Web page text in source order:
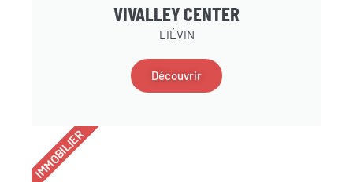
VIVALLEY CENTER
LIÉVIN
Découvrir
IMMOBILIER